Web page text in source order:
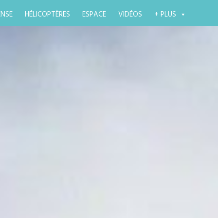
HÉLICOPTÈRES ESPACE VIDÉOS + PLUS